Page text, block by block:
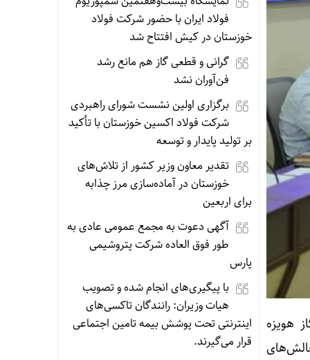
هویزه
فولاد ایران با حضور شرکت فولاد
خوزستان در کیش افتتاح شد
گرانی و قطعی گاز هم مانع رشد
فن‌آوران نشد
برگزاری اولین نشست شورای راهبردی
شرکت فولاد اکسین خوزستان با تأکید
بر تولید پایدار و توسعه
تقدیر معاون وزیر کشور از تلاش‌های
خوزستان در آماده‌سازی مرز چذابه
برای اربعین
آگهی دعوت به مجمع عمومی عادی به
طور فوق العاده شرکت پتروشیمی
پارس
با پیگیری‌های انجام شده و‌ تصویب
هیات وزیران: رانندگان تاکسی‌های
اینترنتی تحت پوشش بیمه‌ تامین اجتماعی
قرار می‌گیرند.